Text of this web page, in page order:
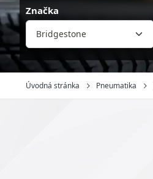
Značka
Bridgestone
Úvodná stránka Pneumatika